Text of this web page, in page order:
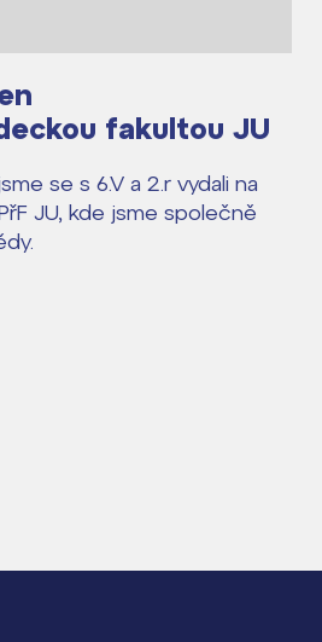
fakultou JU
se s 6.V a 2.r vydali na
JU, kde jsme společně